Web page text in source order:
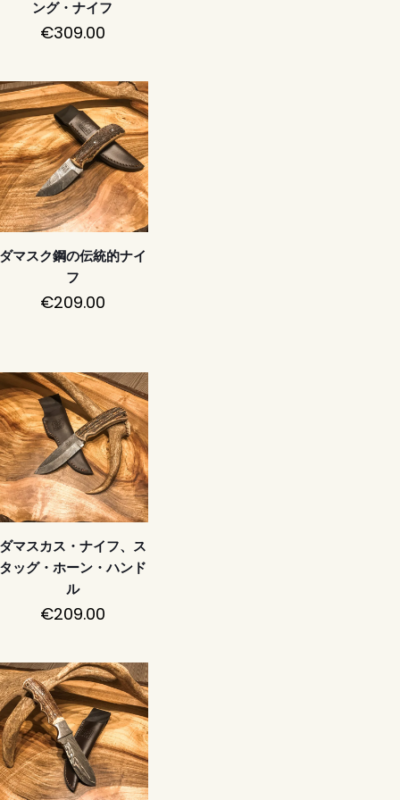
ング・ナイフ
€309.00
マスク鋼の伝統的ナイ
フ
€209.00
マスカス・ナイフ、ス
ッグ・ホーン・ハンド
ル
€209.00